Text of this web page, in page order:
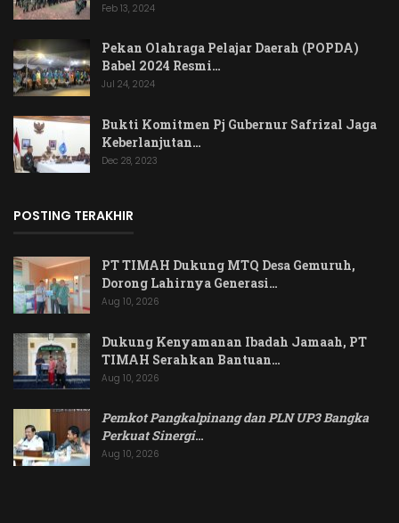
Feb 13, 2024
Pekan Olahraga Pelajar Daerah (POPDA)
Babel 2024 Resmi…
Jul 24, 2024
Bukti Komitmen Pj Gubernur Safrizal Jaga
Keberlanjutan…
Dec 28, 2023
POSTING TERAKHIR
PT TIMAH Dukung MTQ Desa Gemuruh,
Dorong Lahirnya Generasi…
Aug 10, 2026
Dukung Kenyamanan Ibadah Jamaah, PT
TIMAH Serahkan Bantuan…
Aug 10, 2026
Pemkot Pangkalpinang dan PLN UP3 Bangka
Perkuat Sinergi…
Aug 10, 2026